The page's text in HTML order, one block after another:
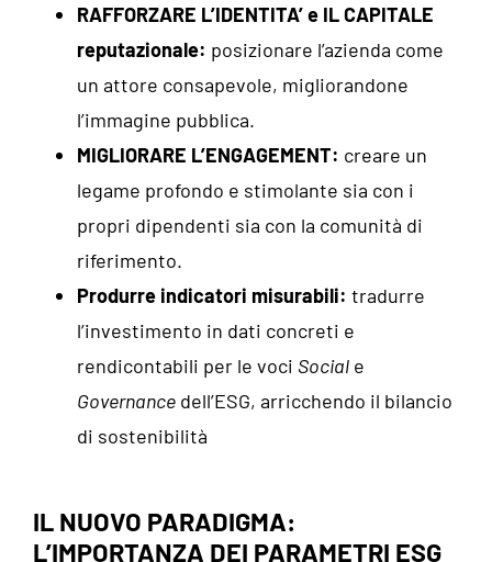
RAFFORZARE L’IDENTITA’ e IL CAPITALE
reputazionale: posizionare l’azienda come
un attore consapevole, migliorandone
l’immagine pubblica.
MIGLIORARE L’ENGAGEMENT: creare un
legame profondo e stimolante sia con i
propri dipendenti sia con la comunità di
riferimento.
Produrre indicatori misurabili: tradurre
l’investimento in dati concreti e
rendicontabili per le voci Sociale
Governancedell’ESG, arricchendo il bilancio
di sostenibilità
IL NUOVO PARADIGMA:
L’IMPORTANZA DEI PARAMETRI ESG